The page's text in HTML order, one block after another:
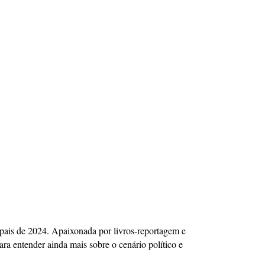
de 2024. Apaixonada por livros-reportagem e
entender ainda mais sobre o cenário político e